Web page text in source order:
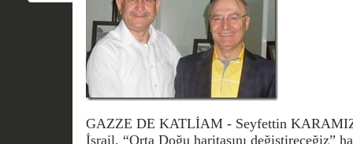
GAZZE DE KATLİAM - Seyfettin
İsrail, “Orta Doğu haritasını değiştireceğiz”